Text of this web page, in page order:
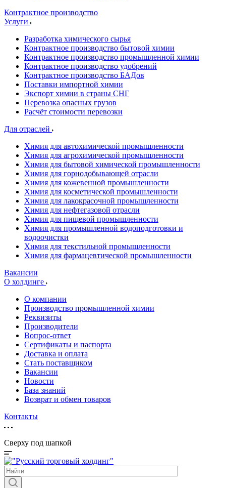
Контрактное производство
Услуги
Разработка химического сырья
Контрактное производство бытовой химии
Контрактное производство промышленной химии
Контрактное производство удобрений
Контрактное производство БАДов
Поставки импортной химии
Экспорт химии в страны СНГ
Перевозка опасных грузов
Расчёт стоимости перевозки
Для отраслей
Химия для автохимической промышленности
Химия для агрохимической промышленности
Химия для бытовой химической промышленности
Химия для горнодобывающей отрасли
Химия для кожевенной промышленности
Химия для косметической промышленности
Химия для лакокрасочной промышленности
Химия для нефтегазовой отрасли
Химия для пищевой промышленности
Химия для промышленной водоподготовки и
водоочистки
Химия для текстильной промышленности
Химия для фармацевтической промышленности
Вакансии
О холдинге
О компании
Производство промышленной химии
Реквизиты
Производители
Вопрос-ответ
Сертификаты и паспорта
Доставка и оплата
Стать поставщиком
Вакансии
Новости
База знаний
Возврат и обмен товаров
Контакты
Сверху под шапкой